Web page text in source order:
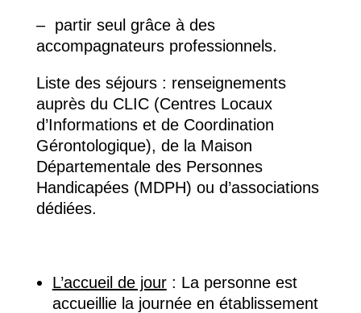
– partir seul grâce à des
accompagnateurs professionnels.
Liste des séjours : renseignements
auprès du CLIC (Centres Locaux
d’Informations et de Coordination
Gérontologique), de la Maison
Départementale des Personnes
Handicapées (MDPH) ou d’associations
dédiées.
L’accueil de jour: La personne est
accueillie la journée en établissement